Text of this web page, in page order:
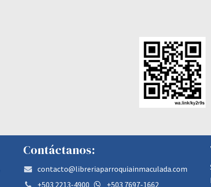
Contáctanos:
contacto@libreriaparroquiainmaculada.com
+503 2213-4900
+503 7697-1662